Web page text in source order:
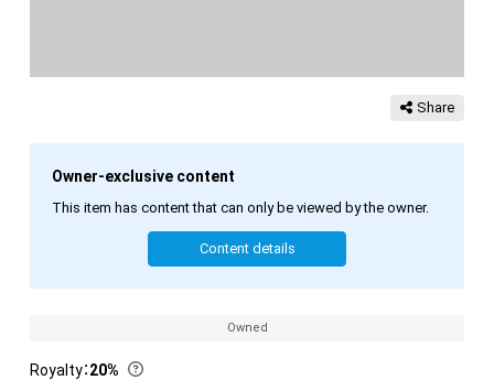
Share
Owner-exclusive content
This item has content that can only be viewed by the owner.
Content details
Owned
Royalty：20%